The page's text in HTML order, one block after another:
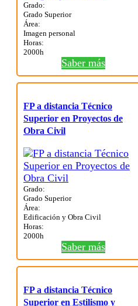
Grado:
Grado Superior
Área:
Imagen personal
Horas:
2000h
Saber más
FP a distancia Técnico
Superior en Proyectos de
Obra Civil
Grado:
Grado Superior
Área:
Edificación y Obra Civil
Horas:
2000h
Saber más
FP a distancia Técnico
Superior en Estilismo y